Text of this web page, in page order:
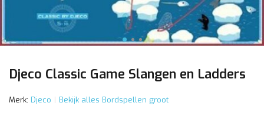
Djeco Classic Game Slangen en Ladders
Merk: Djeco Bekijk alles Bordspellen groot